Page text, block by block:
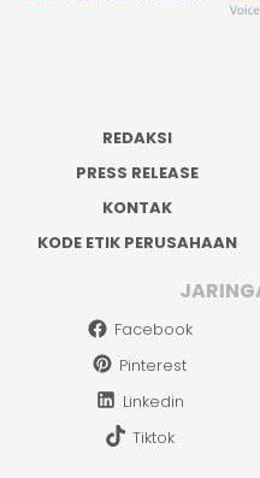
REDAKSI
PRESS RELEASE
KONTAK
KODE ETIK PERUSAHAAN
Facebook
Pinterest
Linkedin
Tiktok